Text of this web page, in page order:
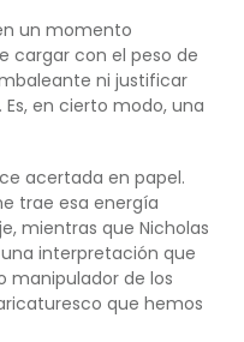
un momento
cargar con el peso de
ni justificar
en cierto modo, una
acertada en papel.
trae esa energía
mientras que Nicholas
interpretación que
manipulador de los
que hemos